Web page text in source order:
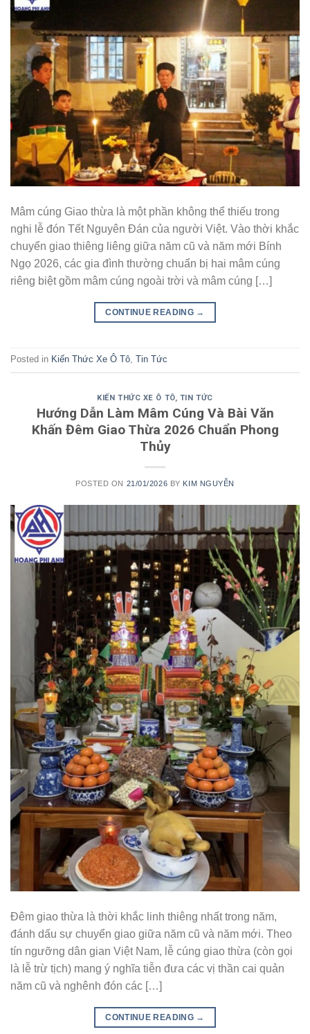
Mâm cúng Giao thừa là một phần không thể thiếu trong
nghi lễ đón Tết Nguyên Đán của người Việt. Vào thời khắc
chuyển giao thiêng liêng giữa năm cũ và năm mới Bính
Ngọ 2026, các gia đình thường chuẩn bị hai mâm cúng
riêng biệt gồm mâm cúng ngoài trời và mâm cúng […]
CONTINUE READING →
Posted in Kiến Thức Xe Ô Tô Tin Tức
KIẾN THỨC XE Ô TÔ, TIN TỨC
Hướng Dẫn Làm Mâm Cúng Và Bài Văn
Khấn Đêm Giao Thừa 2026 Chuẩn Phong
Thủy
POSTED ON 21/01/2026 BY KIM NGUYỄN
Đêm giao thừa là thời khắc linh thiêng nhất trong năm,
đánh dấu sự chuyển giao giữa năm cũ và năm mới. Theo
tín ngưỡng dân gian Việt Nam, lễ cúng giao thừa (còn gọi
là lễ trừ tịch) mang ý nghĩa tiễn đưa các vị thần cai quản
năm cũ và nghênh đón các […]
CONTINUE READING →